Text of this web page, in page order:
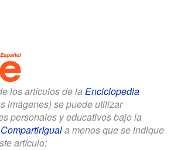
los artículos de la Enciclopedia
imágenes) se puede utilizar
personales y educativos bajo la
a menos que se indique
artículo: